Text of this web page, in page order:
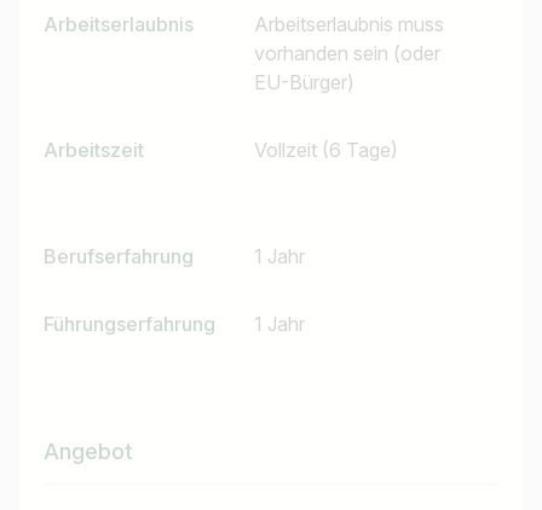
Arbeitserlaubnis
Arbeitserlaubnis muss
vorhanden sein (oder
EU-Bürger)
Arbeitszeit Vollzeit (6 Tage)
Berufserfahrung 1 Jahr
Führungserfahrung 1 Jahr
Angebot